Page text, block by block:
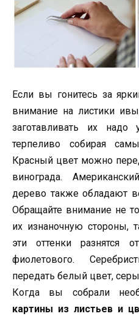
Если вы гонитесь за
внимание на листики
заготавливать их надо
терпеливо собирая
Красный цвет можно
винограда.
дерево также обладают
Обращайте внимание не
их изнаночную стороны,
эти оттенки разнятся
фиолетового.
передать белый цвет,
Когда вы собрали
картины из листьев и